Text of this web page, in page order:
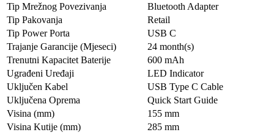
Tip Mrežnog Povezivanja
Bluetooth Adapter
Tip Pakovanja
Retail
Tip Power Porta
USB C
Trajanje Garancije (Mjeseci)
24 month(s)
Trenutni Kapacitet Baterije
600 mAh
Ugrađeni Uređaji
LED Indicator
Uključen Kabel
USB Type C Cable
Uključena Oprema
Quick Start Guide
Visina (mm)
155 mm
Visina Kutije (mm)
285 mm